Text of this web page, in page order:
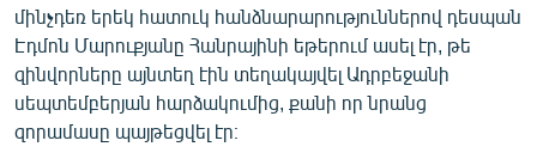
Հայերեն
English
Русский
մինչդեռ երեկ հատուկ հանձնարարություններով դեսպան
Էդմոն Մարուքյանը Հանրայինի եթերում ասել էր, թե
զինվորները այնտեղ էին տեղակայվել Ադրբեջանի
սեպտեմբերյան հարձակումից, քանի որ նրանց
զորամասը պայթեցվել էր։